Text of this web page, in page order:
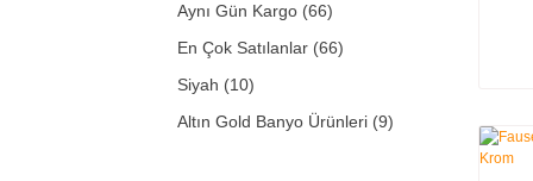
Aynı Gün Kargo (66)
En Çok Satılanlar (66)
Siyah (10)
Altın Gold Banyo Ürünleri (9)